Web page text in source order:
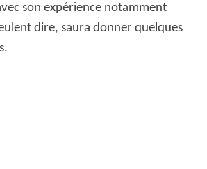
son expérience notamment
dire, saura donner quelques